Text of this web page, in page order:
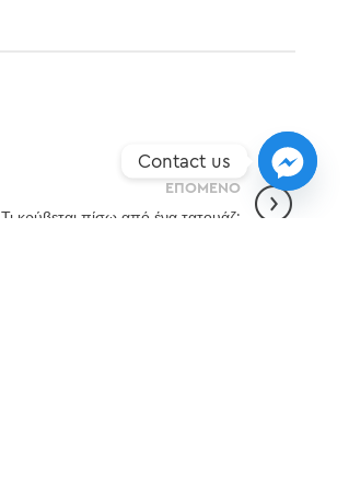
ΕΠΌΜΕΝO
Τι κρύβεται πίσω από ένα τατουάζ;
Contact us